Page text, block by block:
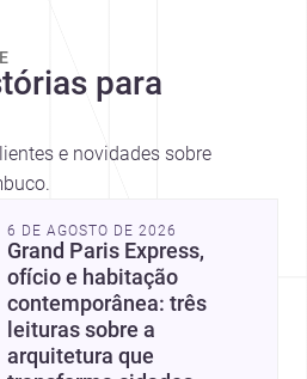
para
e novidades sobre
6 DE AGOSTO DE 2026
Grand Paris Express,
ofício e habitação
contemporânea: três
leituras sobre a
arquitetura que